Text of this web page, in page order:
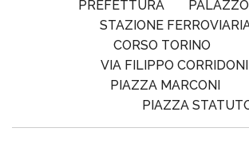
PREFETTURA
STAZIONE
CORSO TORINO
VIA FILIPPO CORRIDONI
PIAZZA MARCONI
PIAZZA